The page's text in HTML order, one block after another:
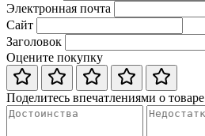
Электронная почта
Сайт
Заголовок
Оцените покупку
Поделитесь впечатлениями о товаре